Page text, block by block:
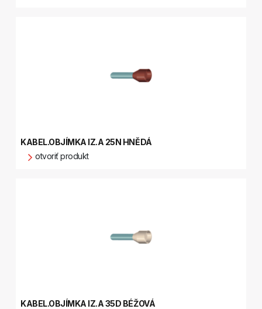
KABEL.OBJÍMKA IZ.A 25N HNĚDÁ
otvoriť produkt
KABEL.OBJÍMKA IZ.A 35D BÉŽOVÁ